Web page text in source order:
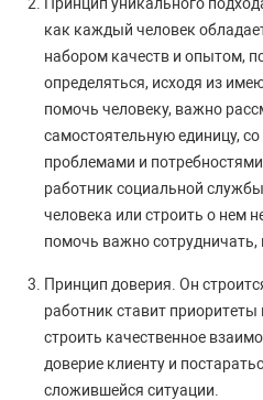
как каждый человек
набором качеств и опытом,
определяться, исходя из
помочь человеку, важно
самостоятельную единицу,
проблемами и
работник социальной
человека или строить о нем
помочь важно сотрудничать,
Принцип доверия. Он
работник ставит
строить качественное
доверие клиенту и
сложившейся ситуации.